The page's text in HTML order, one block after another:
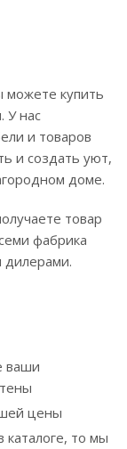
купить
У нас
и товаров
и создать уют,
доме.
товар
фабрика
дилерами.
ваши
цены
то мы